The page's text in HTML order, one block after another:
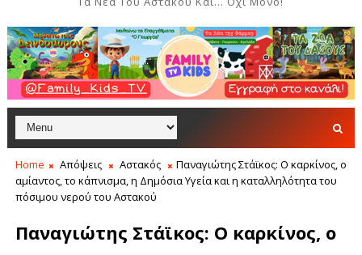
Home Απόψεις Αστακός
Παναγιώτης Στάϊκος: Ο καρκίνος, ο
αμίαντος, το κάπνισμα, η Δημόσια Υγεία και η καταλληλότητα του
πόσιμου νερού του Αστακού
Παναγιώτης Στάϊκος: Ο καρκίνος, ο